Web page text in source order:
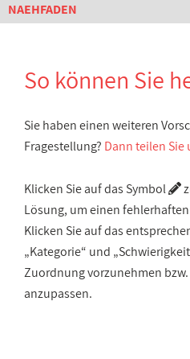
NAEHFADEN
So können Sie
Sie haben einen weiteren
Fragestellung? Dann teilen Sie
Klicken Sie auf das Symbol
Lösung, um einen
Klicken Sie auf das
„Kategorie“ und
Zuordnung vorzunehmen
anzupassen.